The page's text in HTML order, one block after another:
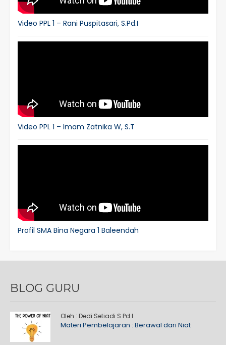
Video PPL 1 – Rani Puspitasari, S.Pd.I
Video PPL 1 – Imam Zatnika W, S.T
Profil SMA Bina Negara 1 Baleendah
BLOG GURU
Oleh : Dedi Setiadi S.Pd.I
Materi Pembelajaran : Berawal dari Niat